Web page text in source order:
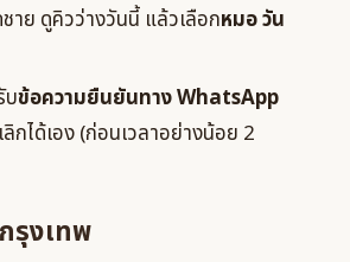
าย ดูคิวว่างวันนี้ แล้วเลือกหมอ วัน
บข้อความยืนยันทาง WhatsApp
กได้เอง (ก่อนเวลาอย่างน้อย 2
รุงเทพ